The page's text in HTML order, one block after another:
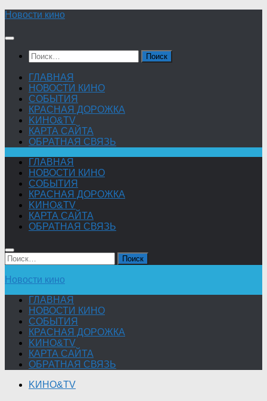
Skip
content
Новости кино
Найти:
ГЛАВНАЯ
НОВОСТИ КИНО
СОБЫТИЯ
КРАСНАЯ ДОРОЖКА
KИНО&TV
КАРТА САЙТА
ОБРАТНАЯ СВЯЗЬ
ГЛАВНАЯ
НОВОСТИ КИНО
СОБЫТИЯ
КРАСНАЯ ДОРОЖКА
KИНО&TV
КАРТА САЙТА
ОБРАТНАЯ СВЯЗЬ
Найти:
Новости кино
ГЛАВНАЯ
НОВОСТИ КИНО
СОБЫТИЯ
КРАСНАЯ ДОРОЖКА
KИНО&TV
КАРТА САЙТА
ОБРАТНАЯ СВЯЗЬ
KИНО&TV